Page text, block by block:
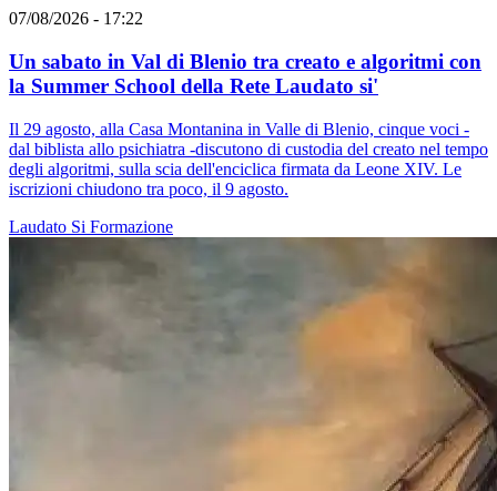
07/08/2026 - 17:22
Un sabato in Val di Blenio tra creato e algoritmi con
la Summer School della Rete Laudato si'
Il 29 agosto, alla Casa Montanina in Valle di Blenio, cinque voci -
dal biblista allo psichiatra -discutono di custodia del creato nel tempo
degli algoritmi, sulla scia dell'enciclica firmata da Leone XIV. Le
iscrizioni chiudono tra poco, il 9 agosto.
Laudato Si Formazione